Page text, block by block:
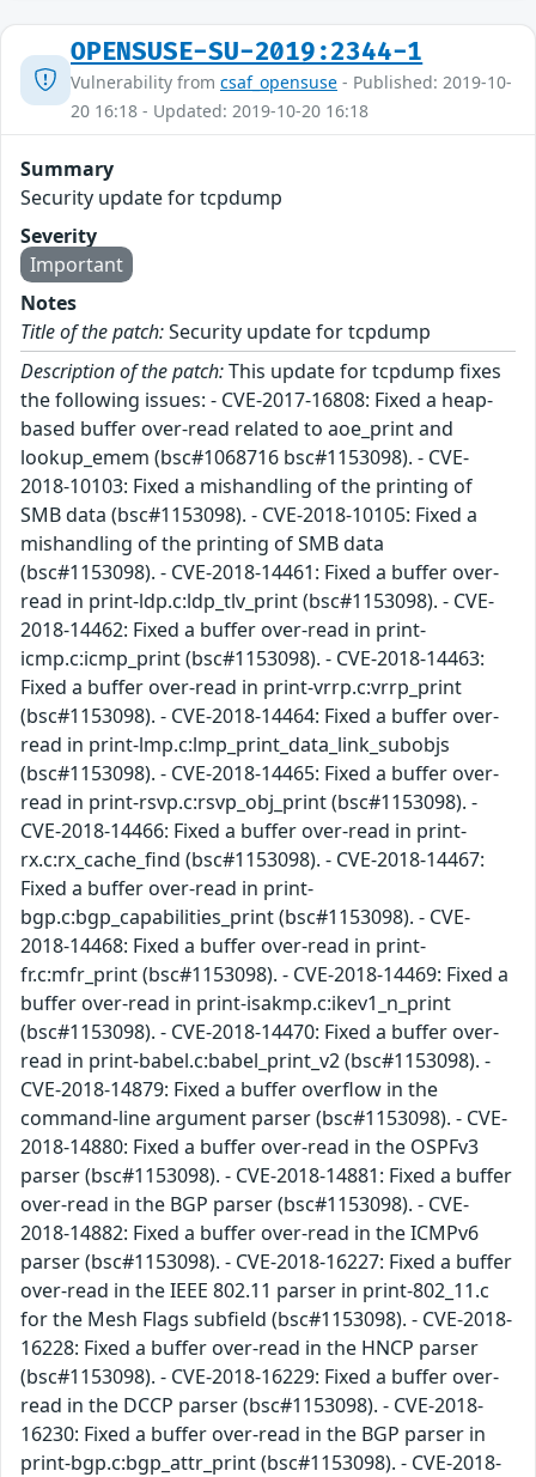
OPENSUSE-SU-2019:2344-1
Vulnerability from csaf_opensuse - Published: 2019-10-
20 16:18 - Updated: 2019-10-20 16:18
Summary
Security update for tcpdump
Severity
Important
Notes
Title of the patch:Security update for tcpdump
Description of the patch:This update for tcpdump fixes
the following issues: - CVE-2017-16808: Fixed a heap-
based buffer over-read related to aoe_print and
lookup_emem (bsc#1068716 bsc#1153098). - CVE-
2018-10103: Fixed a mishandling of the printing of
SMB data (bsc#1153098). - CVE-2018-10105: Fixed a
mishandling of the printing of SMB data
(bsc#1153098). - CVE-2018-14461: Fixed a buffer over-
read in print-ldp.c:ldp_tlv_print (bsc#1153098). - CVE-
2018-14462: Fixed a buffer over-read in print-
icmp.c:icmp_print (bsc#1153098). - CVE-2018-14463:
Fixed a buffer over-read in print-vrrp.c:vrrp_print
(bsc#1153098). - CVE-2018-14464: Fixed a buffer over-
read in print-lmp.c:lmp_print_data_link_subobjs
(bsc#1153098). - CVE-2018-14465: Fixed a buffer over-
read in print-rsvp.c:rsvp_obj_print (bsc#1153098). -
CVE-2018-14466: Fixed a buffer over-read in print-
rx.c:rx_cache_find (bsc#1153098). - CVE-2018-14467:
Fixed a buffer over-read in print-
bgp.c:bgp_capabilities_print (bsc#1153098). - CVE-
2018-14468: Fixed a buffer over-read in print-
fr.c:mfr_print (bsc#1153098). - CVE-2018-14469: Fixed a
buffer over-read in print-isakmp.c:ikev1_n_print
(bsc#1153098). - CVE-2018-14470: Fixed a buffer over-
read in print-babel.c:babel_print_v2 (bsc#1153098). -
CVE-2018-14879: Fixed a buffer overflow in the
command-line argument parser (bsc#1153098). - CVE-
2018-14880: Fixed a buffer over-read in the OSPFv3
parser (bsc#1153098). - CVE-2018-14881: Fixed a buffer
over-read in the BGP parser (bsc#1153098). - CVE-
2018-14882: Fixed a buffer over-read in the ICMPv6
parser (bsc#1153098). - CVE-2018-16227: Fixed a buffer
over-read in the IEEE 802.11 parser in print-802_11.c
for the Mesh Flags subfield (bsc#1153098). - CVE-2018-
16228: Fixed a buffer over-read in the HNCP parser
(bsc#1153098). - CVE-2018-16229: Fixed a buffer over-
read in the DCCP parser (bsc#1153098). - CVE-2018-
16230: Fixed a buffer over-read in the BGP parser in
print-bgp.c:bgp_attr_print (bsc#1153098). - CVE-2018-